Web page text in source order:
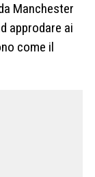
Manchester
approdare ai
come il